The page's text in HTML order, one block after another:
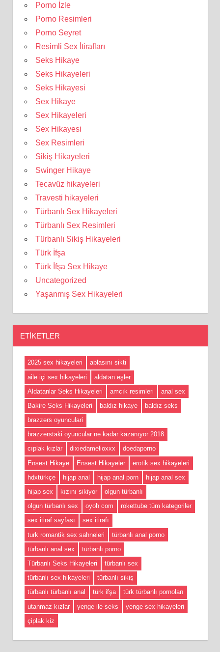
Porno İzle
Porno Resimleri
Porno Seyret
Resimli Sex İtirafları
Seks Hikaye
Seks Hikayeleri
Seks Hikayesi
Sex Hikaye
Sex Hikayeleri
Sex Hikayesi
Sex Resimleri
Sikiş Hikayeleri
Swinger Hikaye
Tecavüz hikayeleri
Travesti hikayeleri
Türbanlı Sex Hikayeleri
Türbanlı Sex Resimleri
Türbanlı Sikiş Hikayeleri
Türk İfşa
Türk İfşa Sex Hikaye
Uncategorized
Yaşanmış Sex Hikayeleri
ETIKETLER
2025 sex hikayeleri
ablasını sikti
aile içi sex hikayeleri
aldatan eşler
Aldatanlar Seks Hikayeleri
amcık resimleri
anal sex
Bakire Seks Hikayeleri
baldız hikaye
baldız seks
brazzers oyunculari
brazzerstaki oyuncular ne kadar kazanıyor 2018
cıplak kızlar
dixiedamelioxxx
doedaporno
Ensest Hikaye
Ensest Hikayeler
erotik sex hikayeleri
hdxtürkçe
hijap anal hijap anal porn
hijap anal sex
hijap sex
kızını sikiyor
olgun türbanlı
olgun türbanlı sex
oyoh com
rokettube tüm kategoriler
sex itiraf sayfası
sex itirafı
turk romantik sex sahneleri
türbanlı anal porno
türbanlı anal sex
türbanlı porno
Türbanlı Seks Hikayeleri
türbanlı sex
türbanlı sex hikayeleri
türbanlı sikiş
türbanlı türbanlı anal
türk ifşa
türk türbanlı pornoları
utanmaz kızlar
yenge ile seks
yenge sex hikayeleri
çiplak kiz